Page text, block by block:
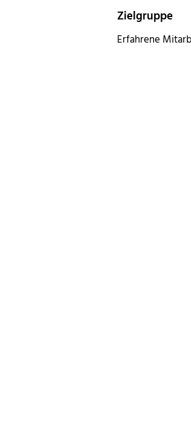
Zielgruppe
Erfahrene